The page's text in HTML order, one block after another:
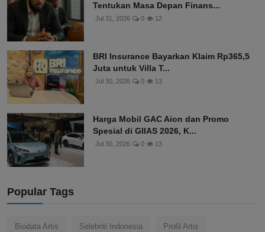
Tentukan Masa Depan Finans...
Jul 31, 2026 0 12
BRI Insurance Bayarkan Klaim Rp365,5
Juta untuk Villa T...
Jul 30, 2026 0 13
Harga Mobil GAC Aion dan Promo
Spesial di GIIAS 2026, K...
Jul 30, 2026 0 13
Popular Tags
Biodata Artis Selebriti Indonesia Profil Artis